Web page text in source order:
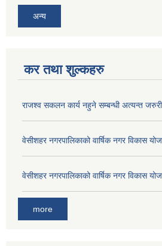
अन्य
कर तथा शुल्कहरु
राजश्व सकलन कार्य नहुने सम्बन्धी अत्यन्त
वेसीशहर नगरपालिकाको वार्षिक नगर विकास
वेसीशहर नगरपालिकाको वार्षिक नगर विकास
more